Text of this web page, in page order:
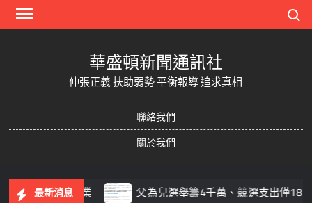
Skip
華盛頓新聞通訊社
伸張正義 扶助弱勢 平衡報導 追求真相
聯絡我們
關於我們
最新消息
回收作業 父為兒選舉籌4千萬、競選支出僅1810萬？